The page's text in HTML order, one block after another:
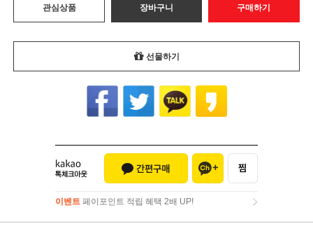
관심상품 장바구니 구매하기
선물하기
이벤트 페이포인트 적립 혜택 2배 UP!
이벤트페이포인트 적립 혜택 2배 UP!